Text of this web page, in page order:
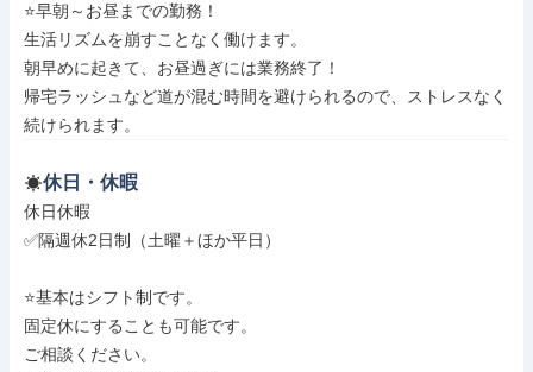
⭐早朝～お昼までの勤務！
生活リズムを崩すことなく働けます。
朝早めに起きて、お昼過ぎには業務終了！
帰宅ラッシュなど道が混む時間を避けられるので、ストレスなく
続けられます。
休日・休暇
休日休暇
✅隔週休2日制（土曜＋ほか平日）
⭐基本はシフト制です。
固定休にすることも可能です。
ご相談ください。